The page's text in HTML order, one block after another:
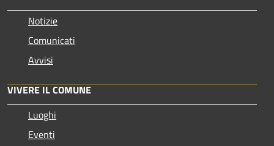
Notizie
Comunicati
Avvisi
VIVERE IL COMUNE
Luoghi
Eventi